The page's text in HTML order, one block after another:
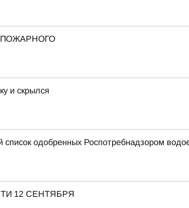
и скрылся
одобренных Роспотребнадзором
12 СЕНТЯБРЯ